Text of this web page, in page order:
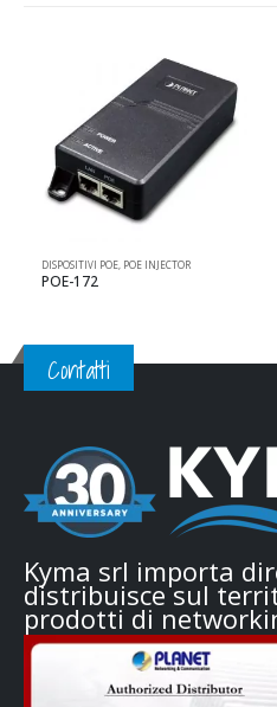
DISPOSITIVI POE POE INJECTOR
POE-172
Contatti
Kyma srl importa
distribuisce sul
prodotti di